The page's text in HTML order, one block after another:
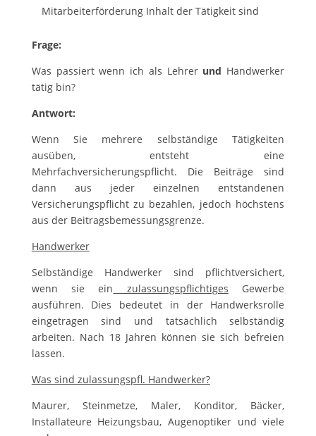
Mitarbeiterförderung Inhalt der Tätigkeit sind
Frage:
Was passiert wenn ich als Lehrer und Handwerker
tätig bin?
Antwort:
Wenn Sie mehrere selbständige Tätigkeiten
ausüben, entsteht eine
Mehrfachversicherungspflicht. Die Beiträge sind
dann aus jeder einzelnen entstandenen
Versicherungspflicht zu bezahlen, jedoch höchstens
aus der Beitragsbemessungsgrenze.
Handwerker
Selbständige Handwerker sind pflichtversichert,
wenn sie ein zulassungspflichtiges Gewerbe
ausführen. Dies bedeutet in der Handwerksrolle
eingetragen sind und tatsächlich selbständig
arbeiten. Nach 18 Jahren können sie sich befreien
lassen.
Was sind zulassungspfl. Handwerker?
Maurer, Steinmetze, Maler, Konditor, Bäcker,
Installateure Heizungsbau, Augenoptiker und viele